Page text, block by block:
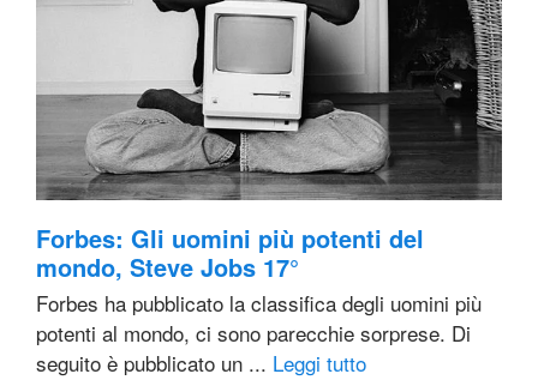
Forbes: Gli uomini più potenti del
mondo, Steve Jobs 17°
Forbes ha pubblicato la classifica degli uomini più
potenti al mondo, ci sono parecchie sorprese. Di
seguito è pubblicato un ... Leggi tutto